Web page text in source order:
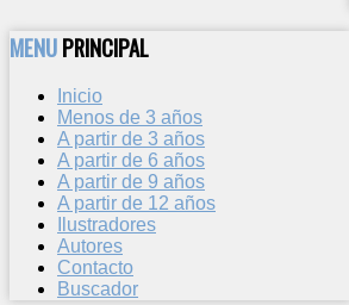
MENUPRINCIPAL
Inicio
Menos de 3 años
A partir de 3 años
A partir de 6 años
A partir de 9 años
A partir de 12 años
Ilustradores
Autores
Contacto
Buscador